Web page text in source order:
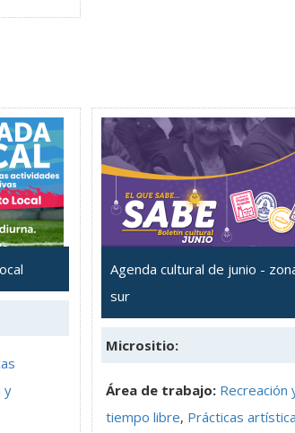
y
Agenda cultural de junio -
sur
Micrositio:
Área de trabajo: Recreación
tiempo libre, Prácticas